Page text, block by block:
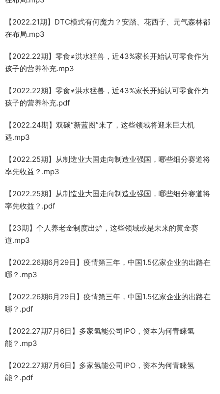
【2022.21期】DTC模式有何魔力？安踏、花西子、元气森林都
在布局.mp3
【2022.22期】零食≠洪水猛兽，近43%家长开始认可零食作为
孩子的营养补充.mp3
【2022.22期】零食≠洪水猛兽，近43%家长开始认可零食作为
孩子的营养补充.pdf
【2022.24期】双碳“新蓝图”来了，这些领域将迎来巨大机
遇.mp3
【2022.25期】从制造业大国走向制造业强国，哪些细分赛道将
率先收益？.mp3
【2022.25期】从制造业大国走向制造业强国，哪些细分赛道将
率先收益？.pdf
【23期】个人养老金制度出炉，这些领域或是未来的黄金赛
道.mp3
【2022.26期6月29日】疫情第三年，中国1.5亿家企业的出路在
哪？.mp3
【2022.26期6月29日】疫情第三年，中国1.5亿家企业的出路在
哪？.pdf
【2022.27期7月6日】多家氢能公司IPO，资本为何青睐氢
能？.mp3
【2022.27期7月6日】多家氢能公司IPO，资本为何青睐氢
能？.pdf